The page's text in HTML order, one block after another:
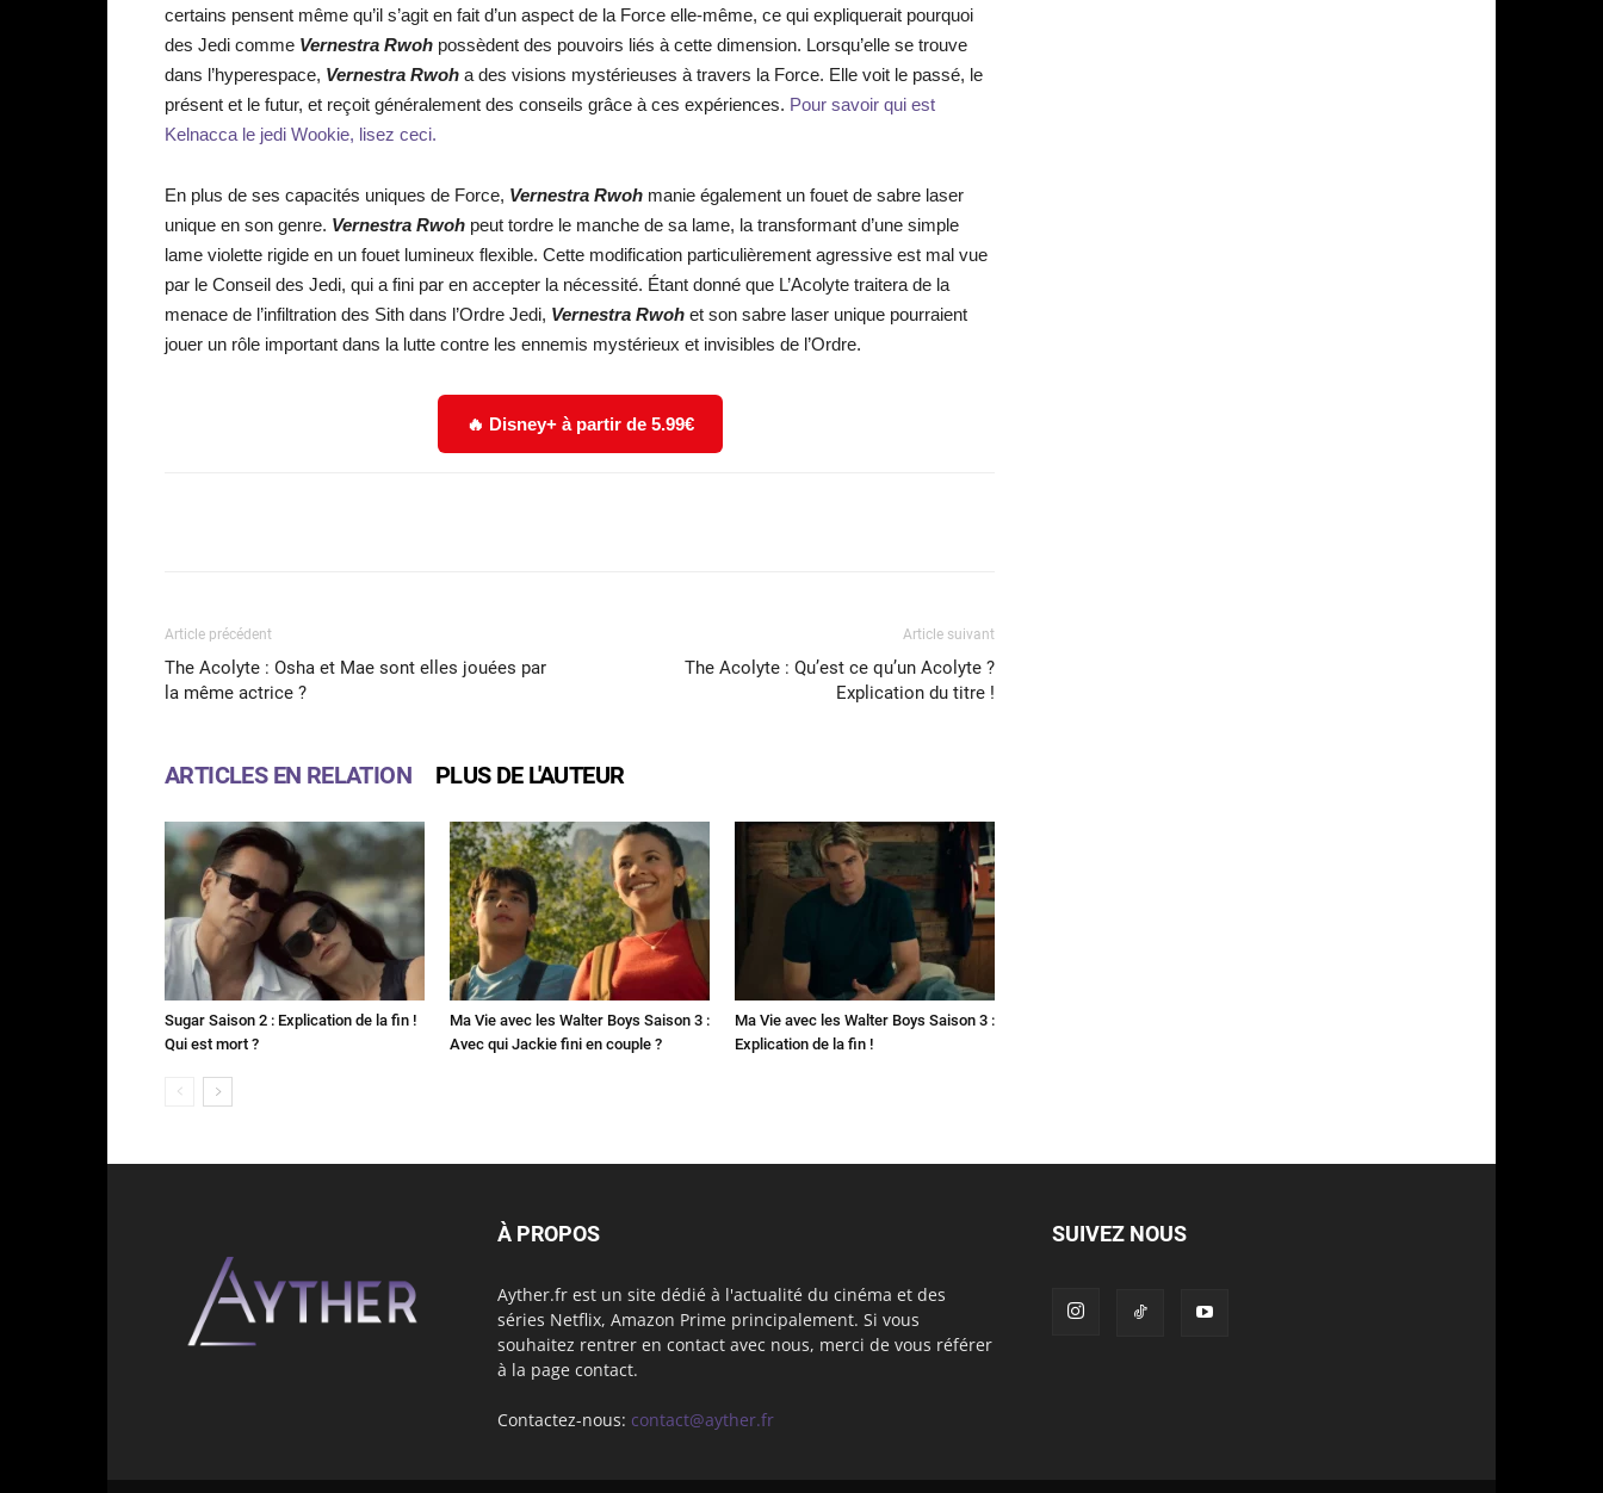
certains pensent même qu’il s’agit en fait d’un aspect de la Force elle-même, ce qui expliquerait pourquoi
des Jedi comme Vernestra Rwoh possèdent des pouvoirs liés à cette dimension. Lorsqu’elle se trouve
dans l’hyperespace, Vernestra Rwoh a des visions mystérieuses à travers la Force. Elle voit le passé, le
présent et le futur, et reçoit généralement des conseils grâce à ces expériences. Pour savoir qui est
Kelnacca le jedi Wookie, lisez ceci.
En plus de ses capacités uniques de Force, Vernestra Rwoh manie également un fouet de sabre laser
unique en son genre. Vernestra Rwoh peut tordre le manche de sa lame, la transformant d’une simple
lame violette rigide en un fouet lumineux flexible. Cette modification particulièrement agressive est mal vue
par le Conseil des Jedi, qui a fini par en accepter la nécessité. Étant donné que L’Acolyte traitera de la
menace de l’infiltration des Sith dans l’Ordre Jedi, Vernestra Rwoh et son sabre laser unique pourraient
jouer un rôle important dans la lutte contre les ennemis mystérieux et invisibles de l’Ordre.
🔥 Disney+ à partir de 5.99€
Article précédent
The Acolyte : Osha et Mae sont elles jouées par
la même actrice ?
Article suivant
The Acolyte : Qu’est ce qu’un Acolyte ?
Explication du titre !
ARTICLES EN RELATION PLUS DE L'AUTEUR
Sugar Saison 2 : Explication de la fin !
Qui est mort ?
Ma Vie avec les Walter Boys Saison 3 :
Avec qui Jackie fini en couple ?
Ma Vie avec les Walter Boys Saison 3 :
Explication de la fin !
À PROPOS
Ayther.fr est un site dédié à l'actualité du cinéma et des
séries Netflix, Amazon Prime principalement. Si vous
souhaitez rentrer en contact avec nous, merci de vous référer
à la page contact.
Contactez-nous: contact@ayther.fr
SUIVEZ NOUS